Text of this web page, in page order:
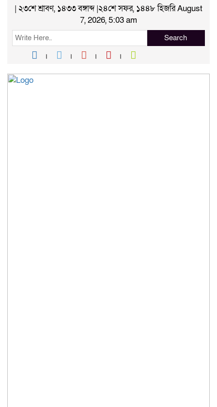
| ২৩শে শ্রাবণ, ১৪৩৩ বঙ্গাব্দ |২৪শে সফর, ১৪৪৮ হিজরি August
7, 2026, 5:03 am
Search